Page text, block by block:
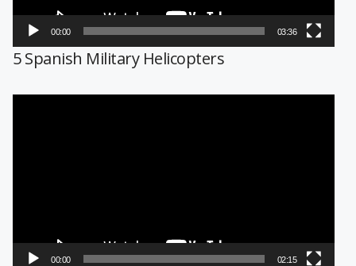
00:00 03:36
5 Spanish Military Helicopters
00:00 02:15